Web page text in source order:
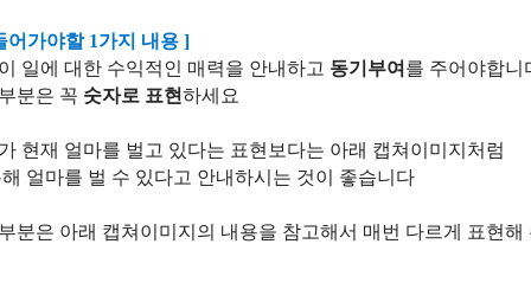
어가야할 1가지 내용 ]
일에 대한 수익적인 매력을 안내하고 동기부여 를 주어야합니
분은 꼭 숫자로 표현하세요
현재 얼마를 벌고 있다는 표현보다는 아래 캡쳐이미지처럼
얼마를 벌 수 있다고 안내하시는 것이 좋습니다
분은 아래 캡쳐이미지의 내용을 참고해서 매번 다르게 표현해